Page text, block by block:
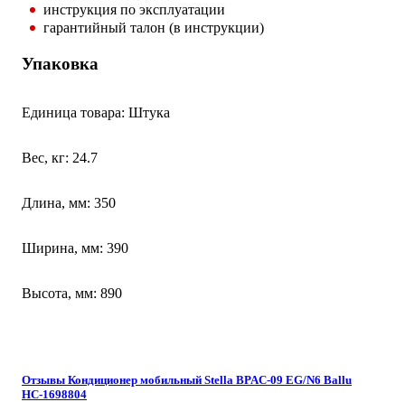
инструкция по эксплуатации
гарантийный талон (в инструкции)
Упаковка
Единица товара: Штука
Вес, кг: 24.7
Длина, мм: 350
Ширина, мм: 390
Высота, мм: 890
Отзывы Кондиционер мобильный Stella BPAC-09 EG/N6 Ballu
НС-1698804